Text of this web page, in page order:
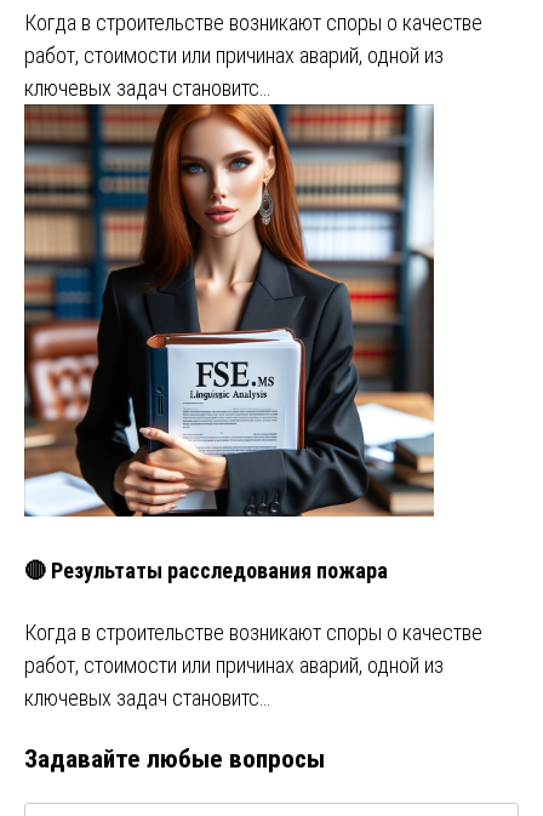
Когда в строительстве возникают споры о качестве
работ, стоимости или причинах аварий, одной из
ключевых задач становитс…
🔴 Результаты расследования пожара
Когда в строительстве возникают споры о качестве
работ, стоимости или причинах аварий, одной из
ключевых задач становитс…
Задавайте любые вопросы